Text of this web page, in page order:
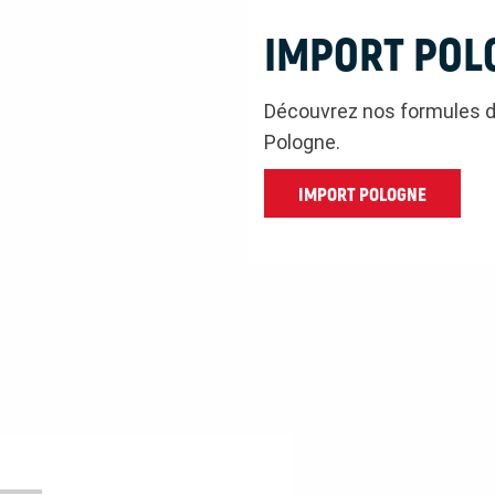
IMPORT
Découvrez nos formules
Pologne.
IMPORT POLOGNE